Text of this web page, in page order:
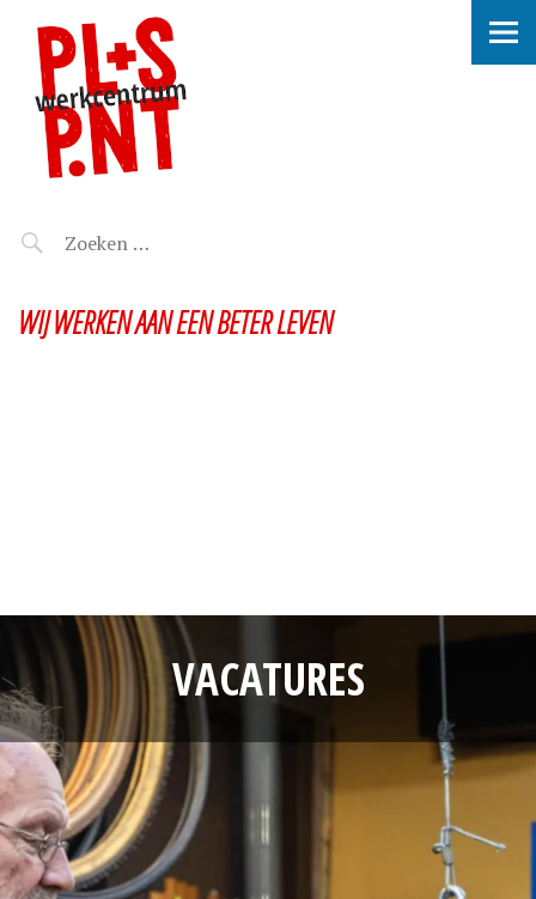
WIJ WERKEN AAN EEN BETER LEVEN
VACATURES